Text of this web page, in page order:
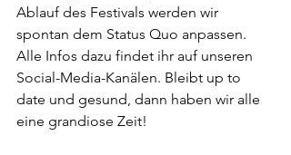
Ablauf des Festivals werden wir
spontan dem Status Quo anpassen.
Alle Infos dazu findet ihr auf unseren
Social-Media-Kanälen. Bleibt up to
date und gesund, dann haben wir alle
eine grandiose Zeit!